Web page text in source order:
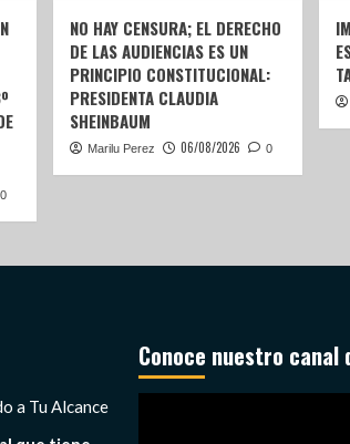
0
NO HAY CENSURA; EL DERECHO
DE LAS AUDIENCIAS ES UN
PRINCIPIO CONSTITUCIONAL:
PRESIDENTA CLAUDIA
SHEINBAUM
Marilu Perez 06/08/2026 0
a Tu Alcance
Conoce nuestro canal